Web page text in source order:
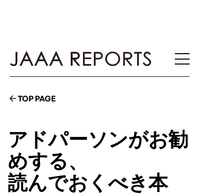
TOP PAGE
アドパーソンがお勧
めする、
読んでおくべき本